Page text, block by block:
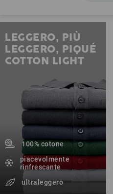
LEGGERO, PIÙ
LEGGERO, PIQUÉ
COTTON LIGHT
100% cotone
piacevolmente
rinfrescante
ultraleggero